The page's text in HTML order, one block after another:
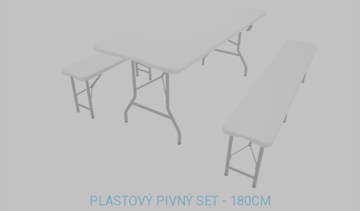
PLASTOVÝ PIVNÝ SET - 180CM